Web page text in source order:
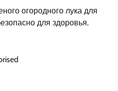
огородного лука для
для здоровья.